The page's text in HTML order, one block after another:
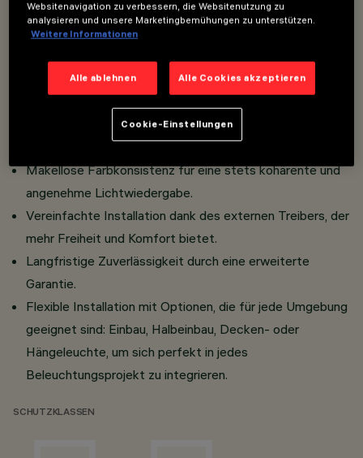
senken und die Leistung zu optimieren.
Blendungsbegrenzung, die für professionelle
Makellose Farbkonsistenz für eine stets kohärente und
angenehme Lichtwiedergabe.
Vereinfachte Installation dank des externen Treibers, der
mehr Freiheit und Komfort bietet.
Langfristige Zuverlässigkeit durch eine erweiterte
Garantie.
Flexible Installation mit Optionen, die für jede Umgebung
geeignet sind: Einbau, Halbeinbau, Decken- oder
Hängeleuchte, um sich perfekt in jedes
Beleuchtungsprojekt zu integrieren.
SCHUTZKLASSEN
Websitenavigation zu verbessern, die Websitenutzung zu
analysieren und unsere Marketingbemühungen zu unterstützen.
Weitere Informationen
Alle ablehnen Alle Cookies akzeptieren
Cookie-Einstellungen